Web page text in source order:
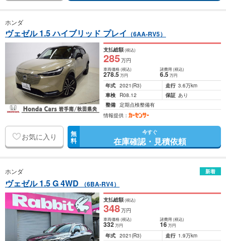
ホンダ
ヴェゼル 1.5 ハイブリッド プレイ （6AA-RV5）
支払総額(税込)
285万円
車両価格(税込)
278.5万円
諸費用 (税込)
6.5 万円
年式 2021(R3) 走行 3.6万km
車検
R08.12 保証 あり
整備 定期点検整備有
情報提供：
お気に入り 無
料
今すぐ
在庫確認・見積依頼
ホンダ 新着
ヴェゼル 1.5 G 4WD （6BA-RV4）
支払総額(税込)
348万円
車両価格(税込)
332万円
諸費用 (税込)
16 万円
年式 2021(R3) 走行 1.9万km